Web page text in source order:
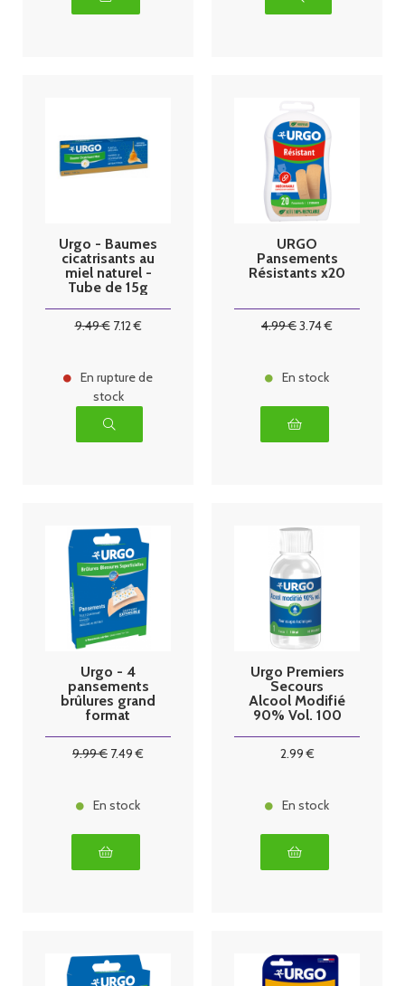
Urgo - Baumes
cicatrisants au
miel naturel -
Tube de 15g
9.49€ 7.12€
En rupture de
stock
URGO
Pansements
Résistants x20
4.99€3.74€
En stock
Urgo - 4
pansements
brûlures grand
format
9.99€ 7.49 €
En stock
Urgo Premiers
Secours
Alcool Modifié
90% Vol. 100
2.99€
En stock